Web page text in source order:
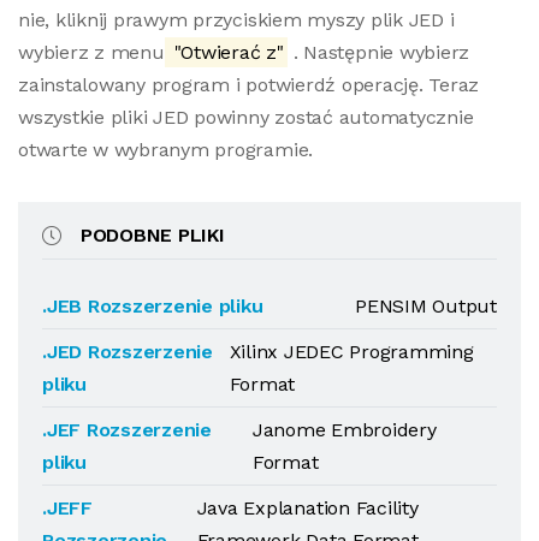
nie, kliknij prawym przyciskiem myszy plik JED i
wybierz z menu "Otwierać z" . Następnie wybierz
zainstalowany program i potwierdź operację. Teraz
wszystkie pliki JED powinny zostać automatycznie
otwarte w wybranym programie.
PODOBNE PLIKI
.JEB Rozszerzenie pliku
PENSIM Output
.JED Rozszerzenie
pliku
Xilinx JEDEC Programming
Format
.JEF Rozszerzenie
pliku
Janome Embroidery
Format
.JEFF
Java Explanation Facility